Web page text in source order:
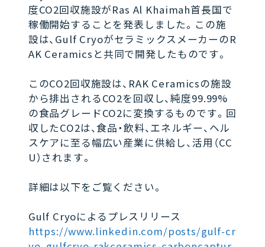
度CO2回収施設がRas Al Khaimah首長国で
稼働開始することを発表しました。この施
設は、Gulf CryoがセラミックスメーカーのR
AK Ceramicsと共同で開発したものです。
このCO2回収施設は、RAK Ceramicsの施設
から排出されるCO2を回収し、純度99.99%
の食品グレードCO2に変換するものです。回
収したCO2は、食品・飲料、エネルギー、ヘル
スケアに至る幅広い産業に供給し、活用（CC
U）されます。
詳細は以下をご覧ください。
Gulf Cryoによるプレスリリース
https://www.linkedin.com/posts/gulf-cr